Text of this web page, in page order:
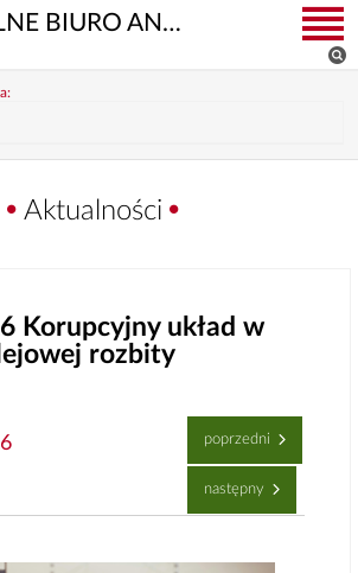
CENTRALNE BIURO ANTYKORUPCYJNE
Aktualności
Korupcyjny układ w
rozbity
poprzedni
następny